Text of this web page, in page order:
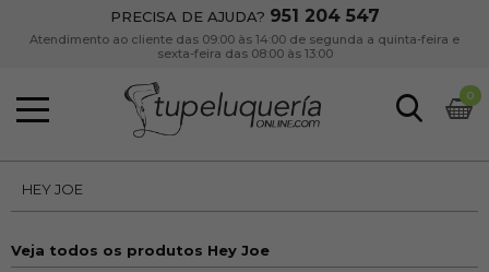
PRECISA DE AJUDA? 951 204 547
Atendimento ao cliente das 09:00 às 14:00 de segunda a quinta-feira e
sexta-feira das 08:00 às 13:00
0
HEY JOE
Veja todos os produtos Hey Joe